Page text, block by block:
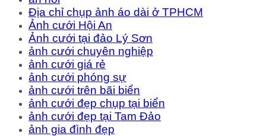
Địa chỉ chụp ảnh áo dài ở TPHCM
Ảnh cưới Hội An
Ảnh cưới tại đảo Lý Sơn
ảnh cưới chuyên nghiệp
ảnh cưới giá rẻ
ảnh cưới phóng sự
ảnh cưới trên bãi biển
ảnh cưới đẹp chụp tại biển
ảnh cưới đẹp tại Tam Đảo
ảnh gia đình đẹp